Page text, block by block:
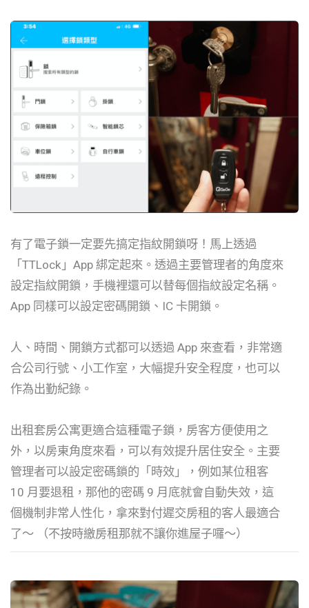
有了電子鎖一定要先搞定指紋開鎖呀！馬上透過
「TTLock」App 綁定起來。透過主要管理者的角度來
設定指紋開鎖，手機裡還可以替每個指紋設定名稱。
App 同樣可以設定密碼開鎖、IC 卡開鎖。
人、時間、開鎖方式都可以透過 App 來查看，非常適
合公司行號、小工作室，大幅提升安全程度，也可以
作為出勤紀錄。
出租套房公寓更適合這種電子鎖，房客方便使用之
外，以房東角度來看，可以有效提升居住安全。主要
管理者可以設定密碼鎖的「時效」，例如某位租客
10 月要退租，那他的密碼 9 月底就會自動失效，這
個機制非常人性化，拿來對付遲交房租的客人最適合
了～ （不按時繳房租那就不讓你進屋子囉～）